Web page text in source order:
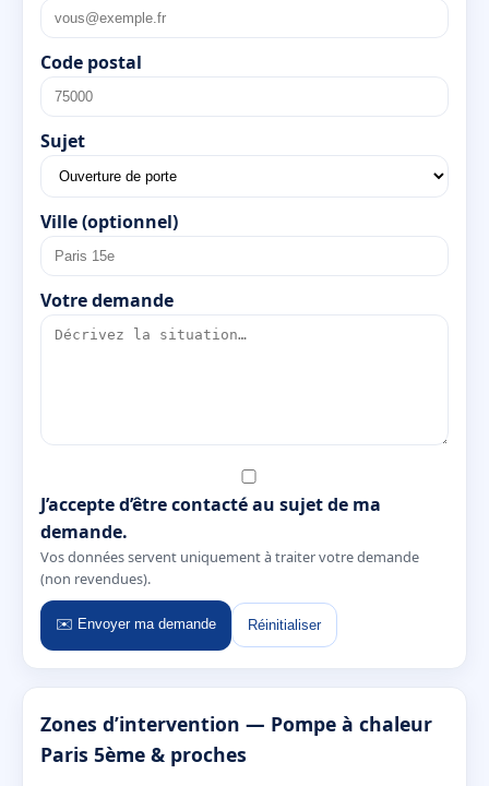
Code postal
Sujet
Ville (optionnel)
Votre demande
J’accepte d’être contacté au sujet de ma
demande.
Vos données servent uniquement à traiter votre demande
(non revendues).
✉️ Envoyer ma demande Réinitialiser
Zones d’intervention — Pompe à chaleur
Paris 5ème & proches